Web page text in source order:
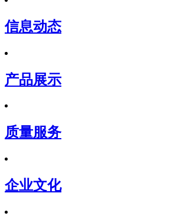
信息动态
产品展示
质量服务
企业文化